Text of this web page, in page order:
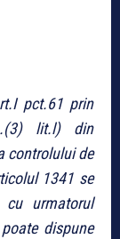
pct.61 prin
lit.l) din
controlului de
1341 se
urmatorul
dispune